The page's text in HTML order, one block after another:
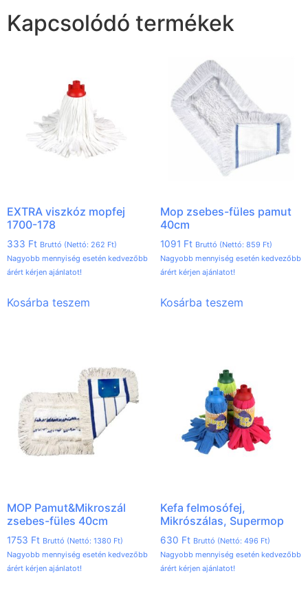
Kapcsolódó termékek
EXTRA viszkóz mopfej
1700-178
333 Ft Bruttó (Nettó: 262 Ft)
Nagyobb mennyiség esetén kedvezőbb
árért kérjen ajánlatot!
Kosárba teszem
Mop zsebes-füles pamut
40cm
1091 Ft Bruttó (Nettó: 859 Ft)
Nagyobb mennyiség esetén kedvezőbb
árért kérjen ajánlatot!
Kosárba teszem
MOP Pamut&Mikroszál
zsebes-füles 40cm
1753 Ft Bruttó (Nettó: 1380 Ft)
Nagyobb mennyiség esetén kedvezőbb
árért kérjen ajánlatot!
Kefa felmosófej,
Mikrószálas, Supermop
630 Ft Bruttó (Nettó: 496 Ft)
Nagyobb mennyiség esetén kedvezőbb
árért kérjen ajánlatot!